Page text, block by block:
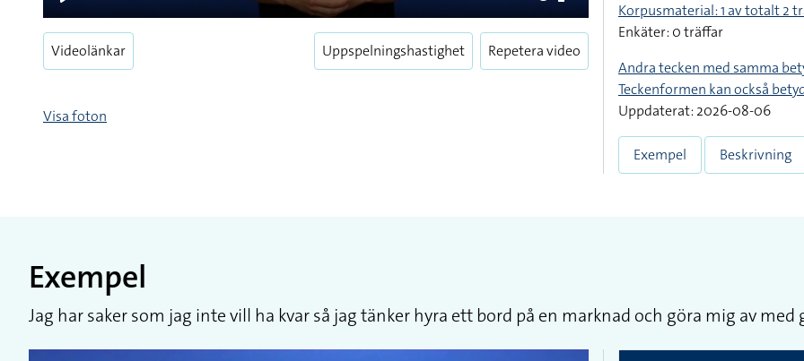
Play
Enter
fullscreen
Videolänkar Uppspelningshastighet Repetera video
Visa foton
Korpusmaterial: 1 av totalt 2
Enkäter: 0 träffar
Andra tecken med samma
Teckenformen kan också
Uppdaterat: 2026-08-06
Exempel Beskrivning
Exempel
Jag har saker som jag inte vill ha kvar så jag tänker hyra ett bord på en marknad och göra mig av med